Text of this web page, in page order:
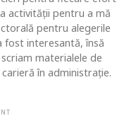
activității pentru a mă
pentru alegerile
fost interesantă, însă
materialele de
în administrație.